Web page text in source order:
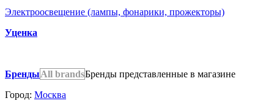
Электроосвещение (лампы, фонарики, прожекторы)
Уценка
БрендыAll brandsБренды представленные в магазине
Город: Москва